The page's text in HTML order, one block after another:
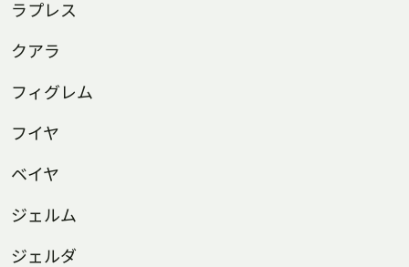
ラプレス
クアラ
フィグレム
フイヤ
ベイヤ
ジェルム
ジェルダ